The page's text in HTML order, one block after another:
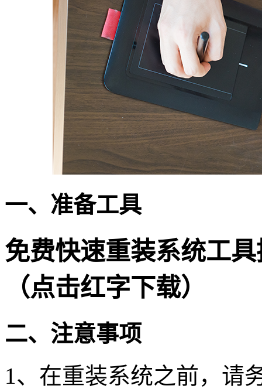
一、准备工具
免费快速重装系统工
（点击红字下载）
二、注意事项
1 、在重装系统之前，请